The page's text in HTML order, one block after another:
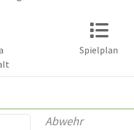
Spielplan
Abwehr